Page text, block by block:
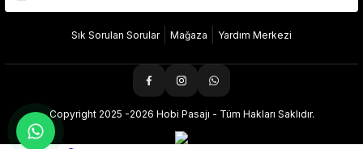
Sık Sorulan Sorular Mağaza Yardım Merkezi
Copyright 2025 -2026 Hobi Pasajı - Tüm Hakları Saklıdır.